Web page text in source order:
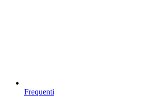
Frequenti